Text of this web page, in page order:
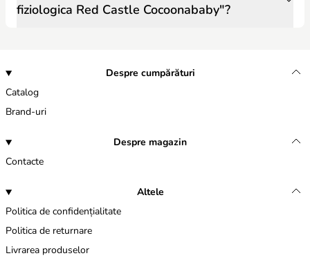
fiziologica Red Castle Cocoonababy"?
Despre cumpărături
Catalog
Brand-uri
Despre magazin
Contacte
Altele
Politica de confidențialitate
Politica de returnare
Livrarea produselor